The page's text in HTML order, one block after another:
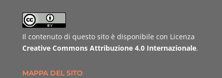
Il contenuto di questo sito è disponibile con Licenza
Creative Commons Attribuzione 4.0 Internazionale.
MAPPA DEL SITO